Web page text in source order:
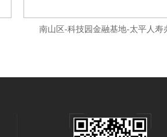
南山区-科技园金融基地-太平人寿